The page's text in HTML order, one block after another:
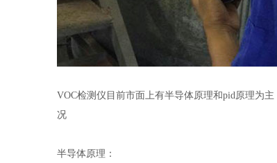
VOC检测仪目前市面上有半导体原理和pid原理为
况
半导体原理：